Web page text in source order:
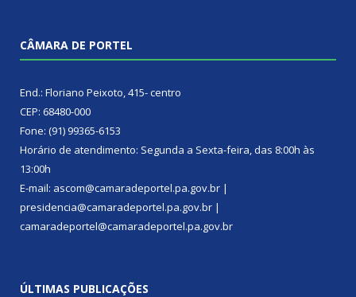
CÂMARA DE PORTEL
End.: Floriano Peixoto, 415- centro
CEP: 68480-000
Fone: (91) 99365-6153
Horário de atendimento: Segunda a Sexta-feira, das 8:00h às
13:00h
E-mail: ascom@camaradeportel.pa.gov.br |
presidencia@camaradeportel.pa.gov.br |
camaradeportel@camaradeportel.pa.gov.br
ÚLTIMAS PUBLICAÇÕES